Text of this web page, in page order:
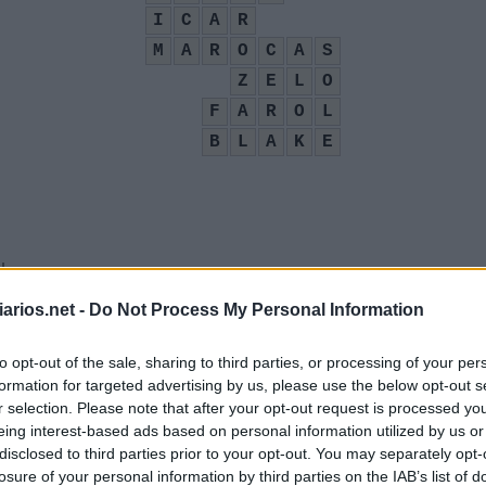
- Do Not Process My Personal Information
opt-out of the sale, sharing to third parties, or processing of your
for targeted advertising by us, please use the below opt-out
selection. Please note that after your opt-out request is processed
interest-based ads based on personal information utilized by us
to third parties prior to your opt-out. You may separately
of your personal information by third parties on the IAB’s list of
I
C A
R
M
A R O C A
S
Z
E L
O
F
A R O
L
B
L A K E
:
Rio de Janeiro:
ocioso: